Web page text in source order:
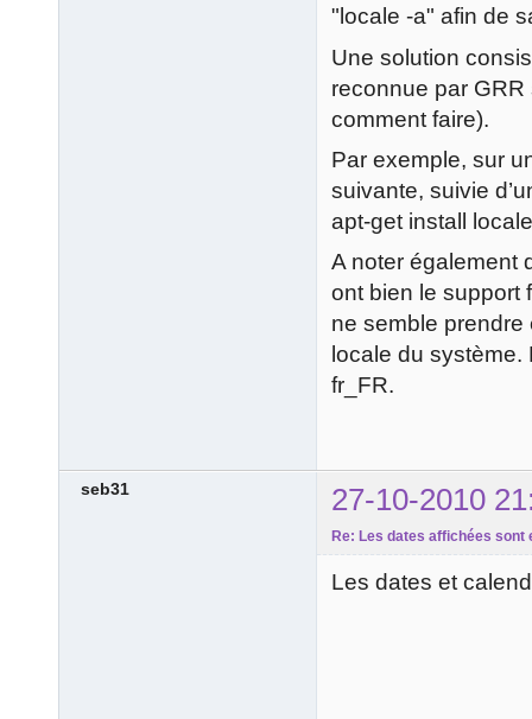
"locale -a" afin de
Une solution
reconnue par
comment faire).
Par exemple, sur
suivante, suivie
apt-get install
A noter également
ont bien le support
ne semble
locale du
fr_FR.
seb31 27-10-2010
Re: Les dates affichées sont
Les dates et